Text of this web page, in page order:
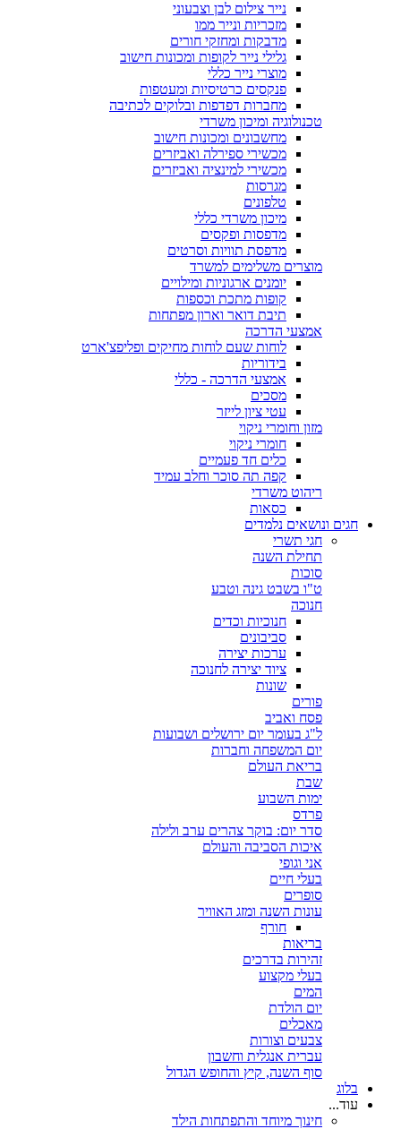
נייר צילום לבן וצבעוני
מזכריות ונייר ממו
מדבקות ומחזקי חורים
גלילי נייר לקופות ומכונות חישוב
מוצרי נייר כללי
פנקסים כרטיסיות ומעטפות
מחברות דפדפות ובלוקים לכתיבה
טכנולוגיה ומיכון משרדי
מחשבונים ומכונות חישוב
מכשירי ספירלה ואביזרים
מכשירי למינציה ואביזרים
מגרסות
טלפונים
מיכון משרדי כללי
מדפסות ופקסים
מדפסת תוויות וסרטים
מוצרים משלימים למשרד
יומנים ארגוניות ומילויים
קופות מתכת וכספות
תיבת דואר וארון מפתחות
אמצעי הדרכה
לוחות שעם לוחות מחיקים ופליפצ'ארט
בידוריות
אמצעי הדרכה - כללי
מסכים
עטי ציון לייזר
מזון וחומרי ניקוי
חומרי ניקוי
כלים חד פעמיים
קפה תה סוכר וחלב עמיד
ריהוט משרדי
כסאות
חגים ונושאים נלמדים
חגי תשרי
תחילת השנה
סוכות
ט"ו בשבט גינה וטבע
חנוכה
חנוכיות וכדים
סביבונים
ערכות יצירה
ציוד יצירה לחנוכה
שונות
פורים
פסח ואביב
ל"ג בעומר יום ירושלים ושבועות
יום המשפחה וחברות
בריאת העולם
שבת
ימות השבוע
פרדס
סדר יום: בוקר צהרים ערב ולילה
איכות הסביבה והעולם
אני וגופי
בעלי חיים
סופרים
עונות השנה ומזג האוויר
חורף
בריאות
זהירות בדרכים
בעלי מקצוע
המים
יום הולדת
מאכלים
צבעים וצורות
עברית אנגלית וחשבון
סוף השנה, קיץ והחופש הגדול
בלוג
עוד...
חינוך מיוחד והתפתחות הילד